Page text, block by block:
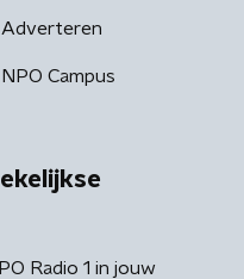
Adverteren
NPO Campus
Radio 1 in jouw